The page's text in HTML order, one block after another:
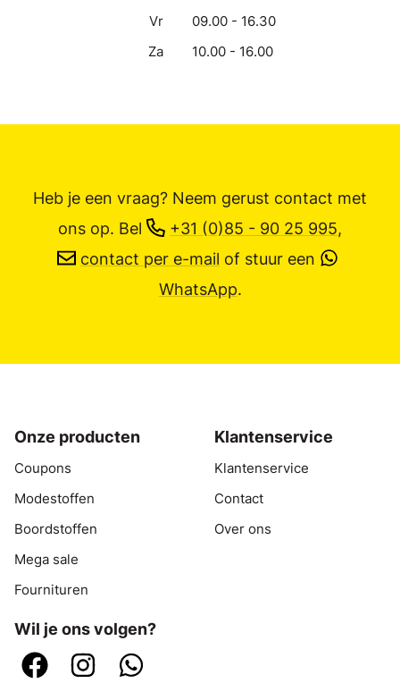
Vr
09.00 - 16.30
Za
10.00 - 16.00
Heb je een vraag? Neem gerust contact met
ons op. Bel +31 (0)85 - 90 25 995,
contact per e-mail of stuur een
WhatsApp.
Onze producten
Coupons
Modestoffen
Boordstoffen
Mega sale
Fournituren
Klantenservice
Klantenservice
Contact
Over ons
Wil je ons volgen?